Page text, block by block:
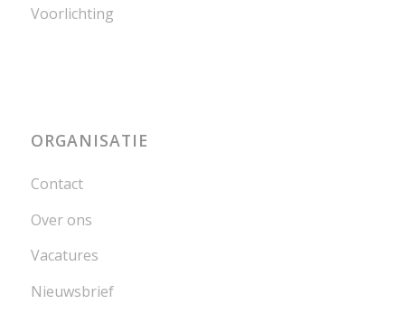
Voorlichting
ORGANISATIE
Contact
Over ons
Vacatures
Nieuwsbrief